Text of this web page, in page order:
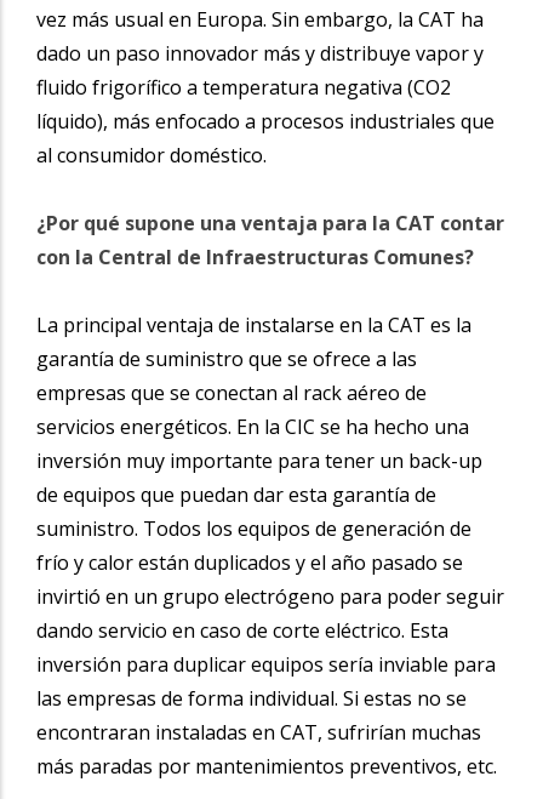
vez más usual en Europa. Sin embargo, la CAT ha
dado un paso innovador más y distribuye vapor y
fluido frigorífico a temperatura negativa (CO2
líquido), más enfocado a procesos industriales que
al consumidor doméstico.
¿Por qué supone una ventaja para la CAT contar
con la Central de Infraestructuras Comunes?
La principal ventaja de instalarse en la CAT es la
garantía de suministro que se ofrece a las
empresas que se conectan al rack aéreo de
servicios energéticos. En la CIC se ha hecho una
inversión muy importante para tener un back-up
de equipos que puedan dar esta garantía de
suministro. Todos los equipos de generación de
frío y calor están duplicados y el año pasado se
invirtió en un grupo electrógeno para poder seguir
dando servicio en caso de corte eléctrico. Esta
inversión para duplicar equipos sería inviable para
las empresas de forma individual. Si estas no se
encontraran instaladas en CAT, sufrirían muchas
más paradas por mantenimientos preventivos, etc.